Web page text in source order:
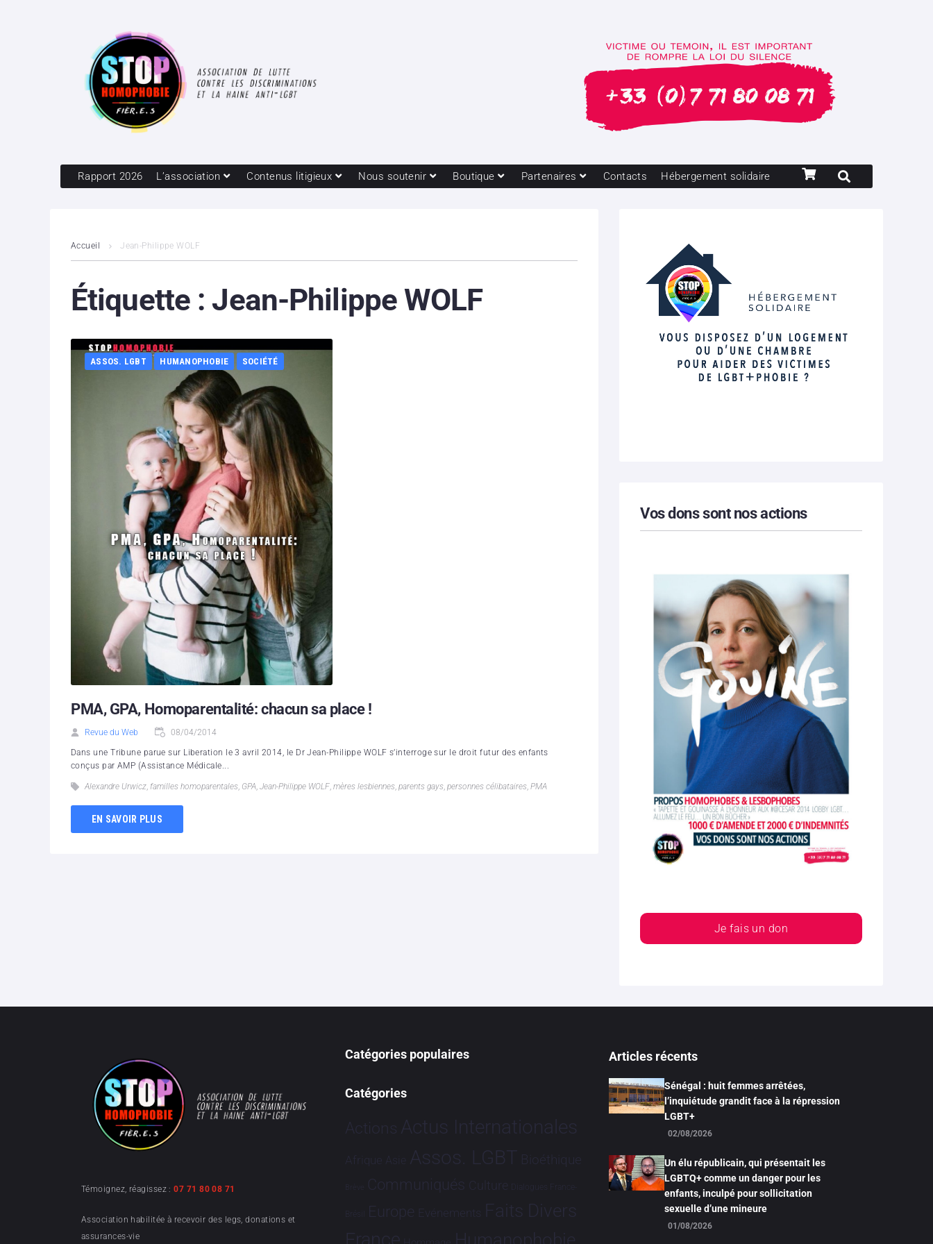
Rapport 2026 L’association Contenus litigieux Nous soutenir Boutique Partenaires Contacts Hébergement solidaire
Accueil Jean-Philippe WOLF
Étiquette : Jean-Philippe WOLF
ASSOS. LGBT HUMANOPHOBIE SOCIÉTÉ
PMA, GPA, Homoparentalité: chacun sa place !
Revue du Web 08/04/2014
Dans une Tribune parue sur Liberation le 3 avril 2014, le Dr Jean-Philippe WOLF s’interroge sur le droit futur des enfants
conçus par AMP (Assistance Médicale...
Alexandre Urwicz, familles homoparentales, GPA, Jean-Philippe WOLF, mères lesbiennes, parents gays, personnes célibataires, PMA
EN SAVOIR PLUS
Vos dons sont nos actions
Je fais un don
Témoignez, réagissez :07 71 80 08 71
Association habilitée à recevoir des legs, donations et
assurances-vie
Catégories populaires
Catégories
Actions Actus Internationales
Afrique Asie Assos. LGBT Bioéthique
Brève Communiqués Culture Dialogues France-
Brésil Europe Evénements Faits Divers
Humanophobie
Articles récents
Sénégal : huit femmes arrêtées,
l’inquiétude grandit face à la répression
LGBT+
02/08/2026
Un élu républicain, qui présentait les
LGBTQ+ comme un danger pour les
enfants, inculpé pour sollicitation
sexuelle d’une mineure
01/08/2026